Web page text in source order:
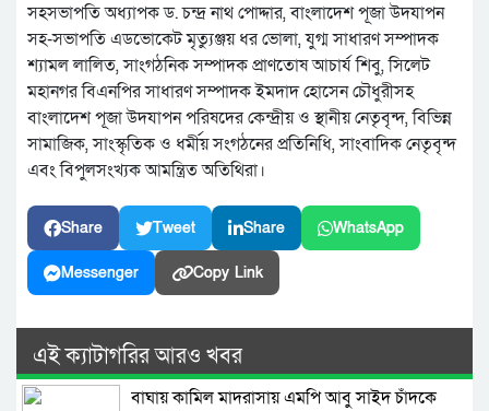
সহসভাপতি অধ্যাপক ড. চন্দ্র নাথ পোদ্দার, বাংলাদেশ পূজা উদযাপন
সহ-সভাপতি এডভোকেট মৃত্যুঞ্জয় ধর ভোলা, যুগ্ম সাধারণ সম্পাদক
শ্যামল লালিত, সাংগঠনিক সম্পাদক প্রাণতোষ আচার্য শিবু, সিলেট
মহানগর বিএনপির সাধারণ সম্পাদক ইমদাদ হোসেন চৌধুরীসহ
বাংলাদেশ পূজা উদযাপন পরিষদের কেন্দ্রীয় ও স্থানীয় নেতৃবৃন্দ, বিভিন্ন
সামাজিক, সাংস্কৃতিক ও ধর্মীয় সংগঠনের প্রতিনিধি, সাংবাদিক নেতৃবৃন্দ
এবং বিপুলসংখ্যক আমন্ত্রিত অতিথিরা।
Share Tweet Share WhatsApp
Messenger Copy Link
এই ক্যাটাগরির আরও খবর
বাঘায় কামিল মাদরাসায় এমপি আবু সাইদ চাঁদকে